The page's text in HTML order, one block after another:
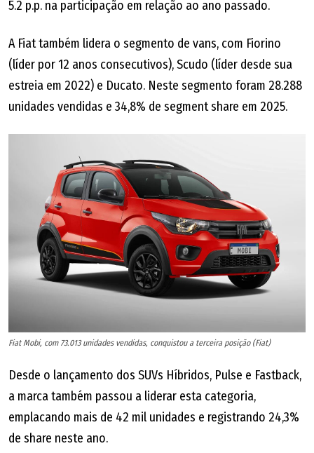
5.2 p.p. na participação em relação ao ano passado.
A Fiat também lidera o segmento de vans, com Fiorino
(líder por 12 anos consecutivos), Scudo (líder desde sua
estreia em 2022) e Ducato. Neste segmento foram 28.288
unidades vendidas e 34,8% de segment share em 2025.
Fiat Mobi, com 73.013 unidades vendidas, conquistou a terceira posição (Fiat)
Desde o lançamento dos SUVs Híbridos, Pulse e Fastback,
a marca também passou a liderar esta categoria,
emplacando mais de 42 mil unidades e registrando 24,3%
de share neste ano.